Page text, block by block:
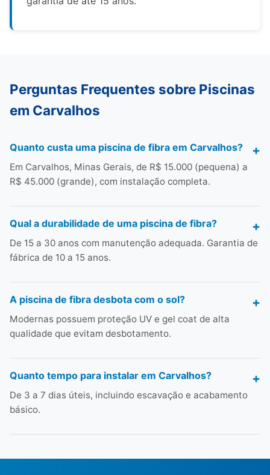
Perguntas Frequentes sobre Piscinas
em Carvalhos
Quanto custa uma piscina de fibra em Carvalhos?
Em Carvalhos, Minas Gerais, de R$ 15.000 (pequena) a
R$ 45.000 (grande), com instalação completa.
Qual a durabilidade de uma piscina de fibra?
De 15 a 30 anos com manutenção adequada. Garantia de
fábrica de 10 a 15 anos.
A piscina de fibra desbota com o sol?
Modernas possuem proteção UV e gel coat de alta
qualidade que evitam desbotamento.
Quanto tempo para instalar em Carvalhos?
De 3 a 7 dias úteis, incluindo escavação e acabamento
básico.